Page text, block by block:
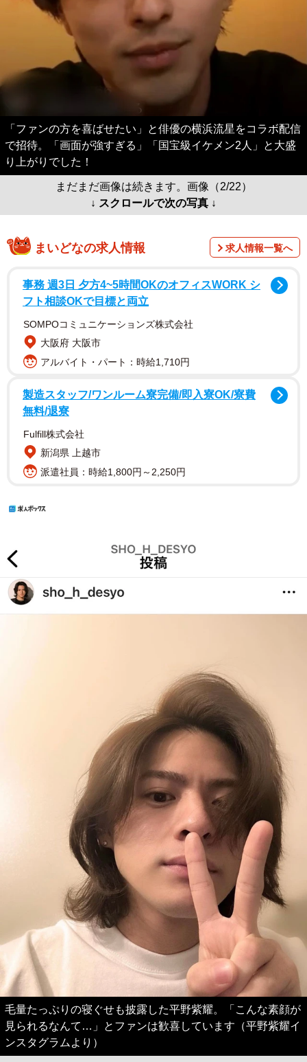
「ファンの方を喜ばせたい」と俳優の横浜流星をコラボ配信
で招待。「画面が強すぎる」「国宝級イケメン2人」と大盛
り上がりでした！
まだまだ画像は続きます。画像（2/22）
↓ スクロールで次の写真 ↓
まいどなの求人情報 求人情報一覧へ
事務 週3日 夕方4~5時間OKのオフィスWORK シ
フト相談OKで目標と両立
SOMPOコミュニケーションズ株式会社
大阪府 大阪市
アルバイト・パート：時給1,710円
製造スタッフ/ワンルーム寮完備/即入寮OK/寮費
無料/退寮
Fulfill株式会社
新潟県 上越市
派遣社員：時給1,800円～2,250円
毛量たっぷりの寝ぐせも披露した平野紫耀。「こんな素顔が
見られるなんて…」とファンは歓喜しています（平野紫耀イ
ンスタグラムより）